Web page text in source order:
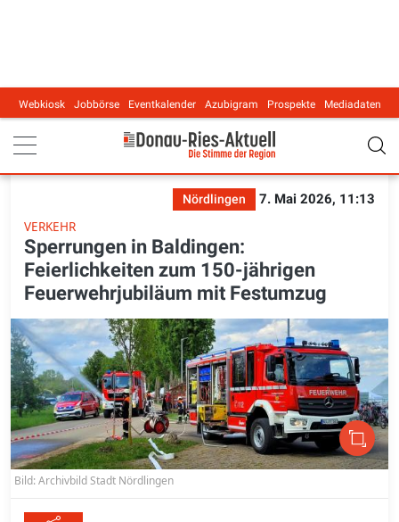
Main navigation
Webkiosk Jobbörse Eventkalender Azubigram Prospekte Mediadaten
Nördlingen
7. Mai 2026, 11:13
VERKEHR
Sperrungen in Baldingen:
Feierlichkeiten zum 150-jährigen
Feuerwehrjubiläum mit Festumzug
Bild: Archivbild Stadt Nördlingen